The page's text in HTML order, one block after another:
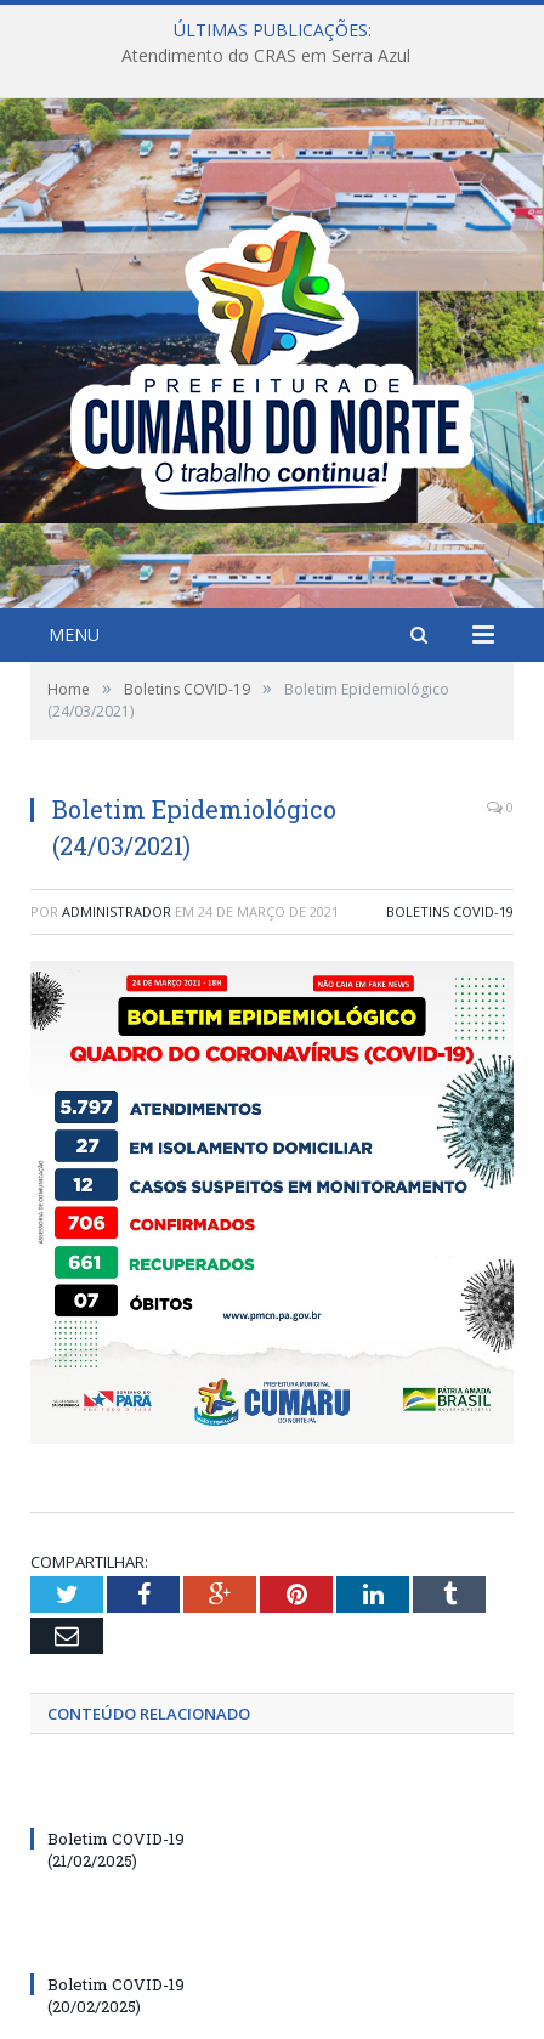
ÚLTIMAS PUBLICAÇÕES:
Atendimento do CRAS em Serra Azul
MENU
Home » Boletins COVID-19 »
Boletim Epidemiológico
(24/03/2021)
Boletim Epidemiológico
(24/03/2021)
0
POR ADMINISTRADOR EM 24 DE MARÇO DE 2021 BOLETINS COVID-19
COMPARTILHAR:
TwitterFacebookGoogle+PinterestLinkedInTumblr
Email
CONTEÚDO RELACIONADO
Boletim COVID-19
(21/02/2025)
Boletim COVID-19
(20/02/2025)